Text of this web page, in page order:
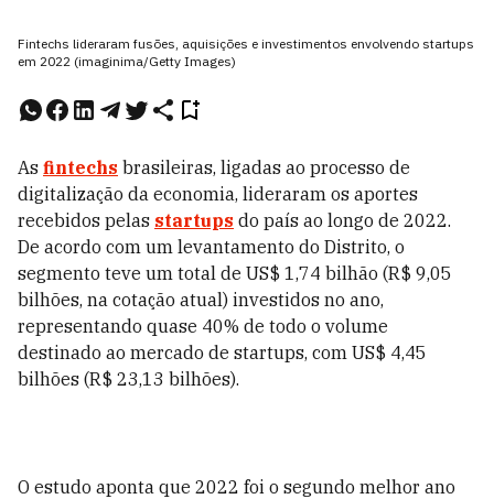
Fintechs lideraram fusões, aquisições e investimentos envolvendo startups
em 2022 (imaginima/Getty Images)
As fintechs brasileiras, ligadas ao processo de
digitalização da economia, lideraram os aportes
recebidos pelas startups do país ao longo de 2022.
De acordo com um levantamento do Distrito, o
segmento teve um total de US$ 1,74 bilhão (R$ 9,05
bilhões, na cotação atual) investidos no ano,
representando quase 40% de todo o volume
destinado ao mercado de startups, com US$ 4,45
bilhões (R$ 23,13 bilhões).
O estudo aponta que 2022 foi o segundo melhor ano